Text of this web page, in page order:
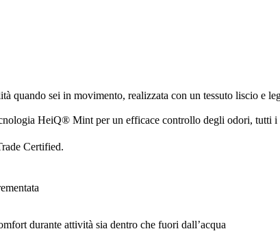
quando sei in movimento, realizzata con un tessuto liscio e
HeiQ® Mint per un efficace controllo degli odori,
Certified.
durante attività sia dentro che fuori dall’acqua